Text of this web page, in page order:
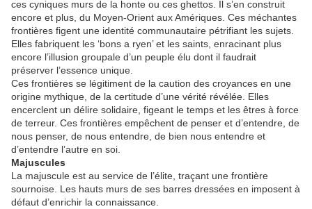
ces cyniques murs de la honte ou ces ghettos. Il s’en construit
encore et plus, du Moyen-Orient aux Amériques. Ces méchantes
frontières figent une identité communautaire pétrifiant les sujets.
Elles fabriquent les ‘bons a ryen’ et les saints, enracinant plus
encore l’illusion groupale d’un peuple élu dont il faudrait
préserver l’essence unique.
Ces frontières se légitiment de la caution des croyances en une
origine mythique, de la certitude d’une vérité révélée. Elles
encerclent un délire solidaire, figeant le temps et les êtres à force
de terreur. Ces frontières empêchent de penser et d’entendre, de
nous penser, de nous entendre, de bien nous entendre et
d’entendre l’autre en soi.
Majuscules
La majuscule est au service de l’élite, traçant une frontière
sournoise. Les hauts murs de ses barres dressées en imposent à
défaut d’enrichir la connaissance.